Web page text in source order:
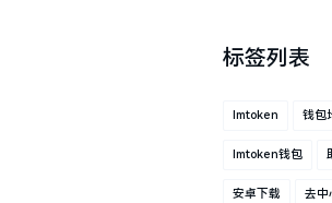
标签列表
Imtoken 钱包
Imtoken钱包
安卓下载 去中